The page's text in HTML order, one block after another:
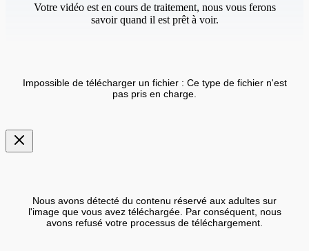
Votre vidéo est en cours de traitement, nous vous ferons
savoir quand il est prêt à voir.
Impossible de télécharger un fichier : Ce type de fichier n'est
pas pris en charge.
Nous avons détecté du contenu réservé aux adultes sur
l'image que vous avez téléchargée. Par conséquent, nous
avons refusé votre processus de téléchargement.